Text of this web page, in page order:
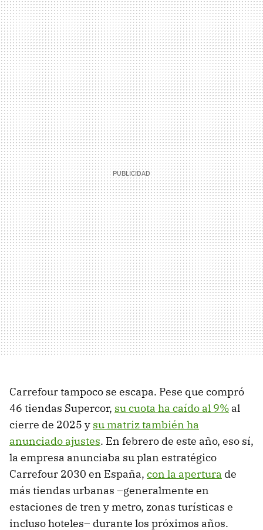
Carrefour tampoco se escapa. Pese que compró
46 tiendas Supercor, su cuota ha caído al 9% al
cierre de 2025 y su matriz también ha
anunciado ajustes. En febrero de este año, eso sí,
la empresa anunciaba su plan estratégico
Carrefour 2030 en España, con la apertura de
más tiendas urbanas –generalmente en
estaciones de tren y metro, zonas turísticas e
incluso hoteles– durante los próximos años.